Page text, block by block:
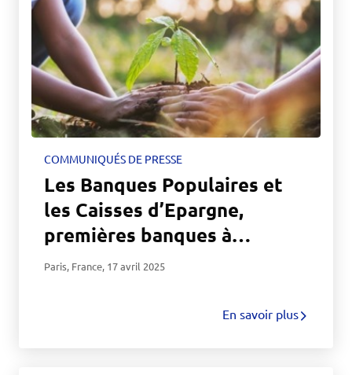
COMMUNIQUÉS DE PRESSE
Les Banques Populaires et
les Caisses d’Epargne,
premières banques à
proposer le Plan d’Épargne
Paris, France, 17 avril 2025
En savoir plus